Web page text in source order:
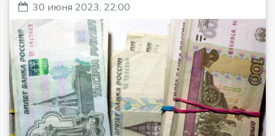
30 июня 2023, 22:00